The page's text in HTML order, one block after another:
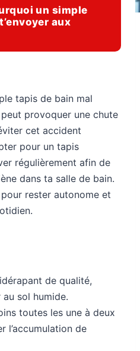
un simple
aux
tapis de bain mal
provoquer une chute
cet accident
pour un tapis
régulièrement afin de
dans ta salle de bain.
rester autonome et
de qualité,
sol humide.
toutes les une à deux
l’accumulation de